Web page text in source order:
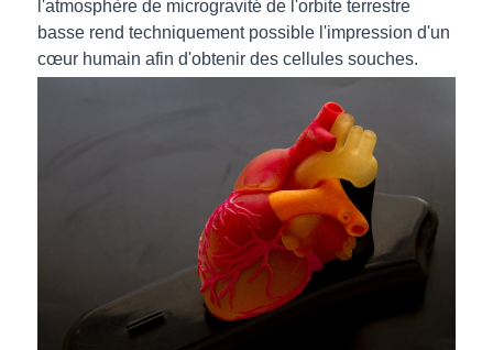
l'atmosphère de microgravité de l'orbite terrestre
basse rend techniquement possible l'impression d'un
cœur humain afin d'obtenir des cellules souches.